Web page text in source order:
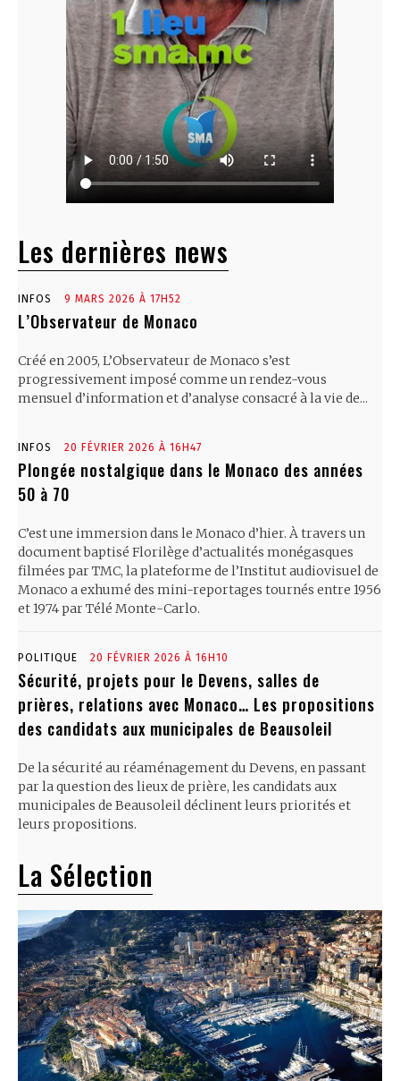
Les dernières news
INFOS 9 MARS 2026 À 17H52
L’Observateur de Monaco
Créé en 2005, L’Observateur de Monaco s’est
progressivement imposé comme un rendez-vous
mensuel d’information et d’analyse consacré à la vie de...
INFOS 20 FÉVRIER 2026 À 16H47
Plongée nostalgique dans le Monaco des années
50 à 70
C’est une immersion dans le Monaco d’hier. À travers un
document baptisé Florilège d’actualités monégasques
filmées par TMC, la plateforme de l’Institut audiovisuel de
Monaco a exhumé des mini-reportages tournés entre 1956
et 1974 par Télé Monte-Carlo.
POLITIQUE 20 FÉVRIER 2026 À 16H10
Sécurité, projets pour le Devens, salles de
prières, relations avec Monaco… Les propositions
des candidats aux municipales de Beausoleil
De la sécurité au réaménagement du Devens, en passant
par la question des lieux de prière, les candidats aux
municipales de Beausoleil déclinent leurs priorités et
leurs propositions.
La Sélection